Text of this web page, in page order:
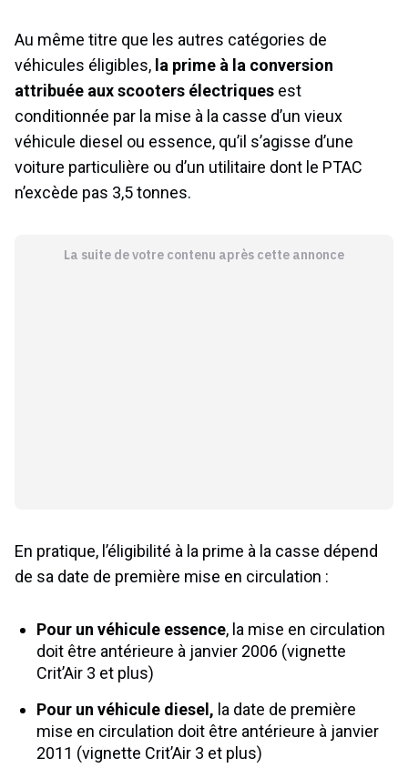
Au même titre que les autres catégories de
véhicules éligibles, la prime à la conversion
attribuée aux scooters électriques est
conditionnée par la mise à la casse d’un vieux
véhicule diesel ou essence, qu’il s’agisse d’une
voiture particulière ou d’un utilitaire dont le PTAC
n’excède pas 3,5 tonnes.
La suite de votre contenu après cette annonce
En pratique, l’éligibilité à la prime à la casse dépend
de sa date de première mise en circulation :
Pour un véhicule essence, la mise en circulation
doit être antérieure à janvier 2006 (vignette
Crit’Air 3 et plus)
Pour un véhicule diesel, la date de première
mise en circulation doit être antérieure à janvier
2011 (vignette Crit’Air 3 et plus)